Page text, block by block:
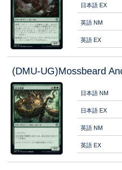
日本語 EX
英語 NM
英語 EX
(DMU-UG)Mossbeard
日本語 NM
日本語 EX
英語 NM
英語 EX